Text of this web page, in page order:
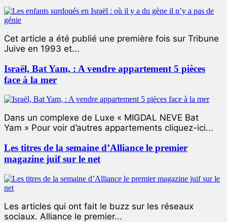
Cet article a été publié une première fois sur Tribune
Juive en 1993 et...
Israël, Bat Yam, : A vendre appartement 5 pièces
face à la mer
Dans un complexe de Luxe « MIGDAL NEVE Bat
Yam » Pour voir d’autres appartements cliquez-ici...
Les titres de la semaine d’Alliance le premier
magazine juif sur le net
Les articles qui ont fait le buzz sur les réseaux
sociaux. Alliance le premier...